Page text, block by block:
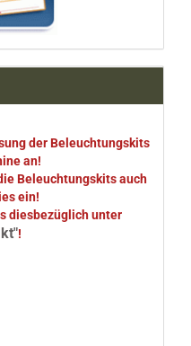
der Beleuchtungskits
an!
Beleuchtungskits auch
ein!
diesbezüglich unter
!